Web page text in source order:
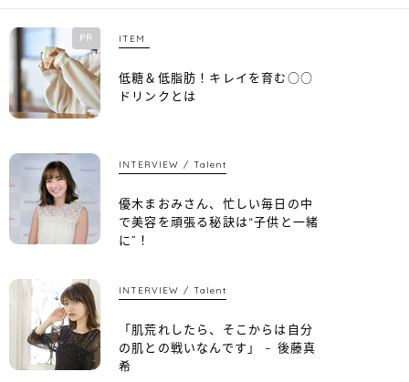
PR ITEM
低糖＆低脂肪！キレイを育む○○
ドリンクとは
INTERVIEW Talent
優木まおみさん、忙しい毎日の中
で美容を頑張る秘訣は“子供と一緒
に”！
INTERVIEW Talent
「肌荒れしたら、そこからは自分
の肌との戦いなんです」 – 後藤真
希